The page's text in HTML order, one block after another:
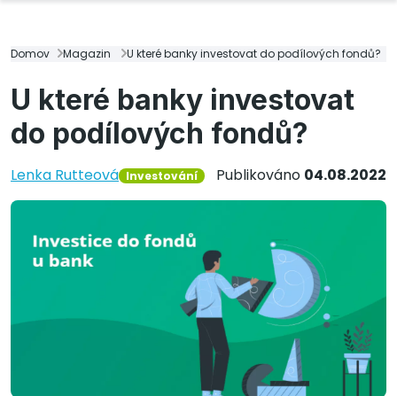
Domov Magazin U které banky investovat do podílových fondů?
U které banky investovat
do podílových fondů?
Lenka Rutteová Investování Publikováno 04.08.2022